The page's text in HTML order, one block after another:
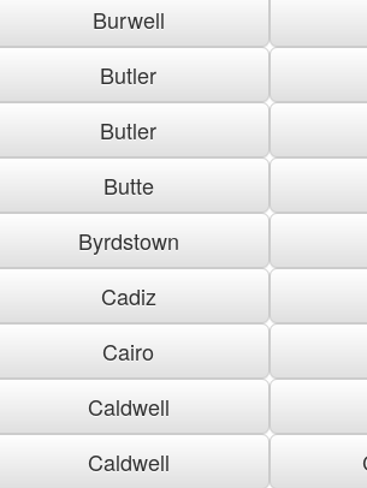
Burwell
Butler
Butler
Butte
Byrdstown
Cadiz
Cairo
Caldwell
Caldwell